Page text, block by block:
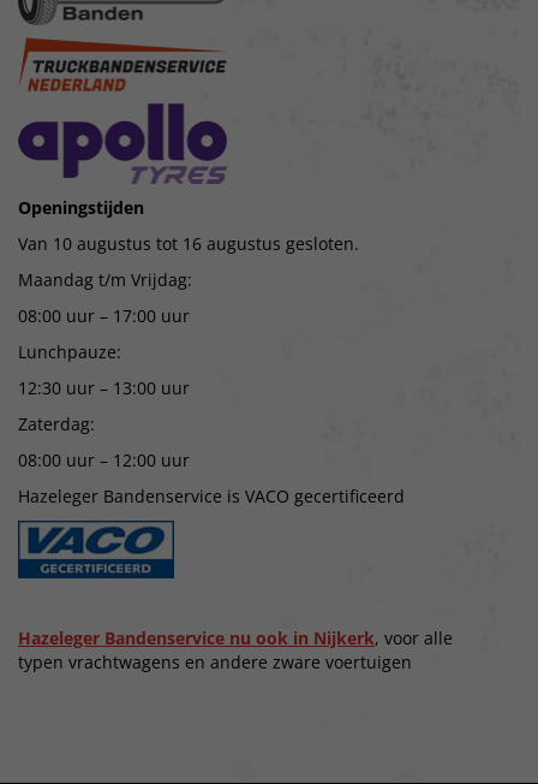
Openingstijden
Van 10 augustus tot 16 augustus gesloten.
Maandag t/m Vrijdag:
08:00 uur – 17:00 uur
Lunchpauze:
12:30 uur – 13:00 uur
Zaterdag:
08:00 uur – 12:00 uur
Hazeleger Bandenservice is VACO gecertificeerd
Hazeleger Bandenservice nu ook in Nijkerk, voor alle
typen vrachtwagens en andere zware voertuigen